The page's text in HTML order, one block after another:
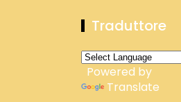
Traduttore
Powered by
Translate